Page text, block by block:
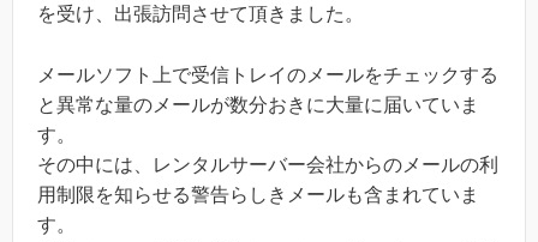
を受け、出張訪問させて頂きました。
メールソフト上で受信トレイのメールをチェックする
と異常な量のメールが数分おきに大量に届いていま
す。
その中には、レンタルサーバー会社からのメールの利
用制限を知らせる警告らしきメールも含まれていま
す。